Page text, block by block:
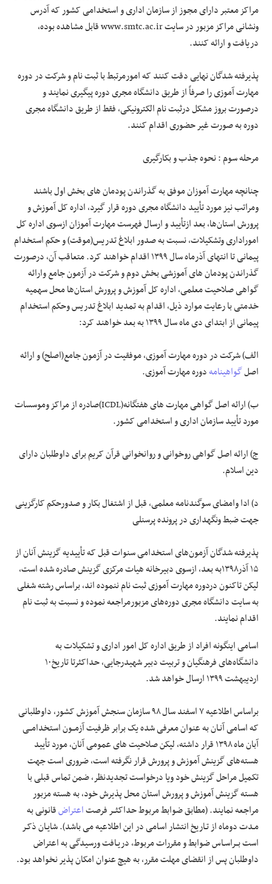
مراکز معتبر دارای مجوز از سازمان اداری و استخدامی کشور که آدرس
ونشانی مراکز مزبور در سایت www.smtc.ac.ir قابل مشاهده بوده،
دریافت و ارائه کنند.
پذیرفته شدگان نهایی دقت کنند که امورمرتبط با ثبت نام و شرکت در دوره
مهارت آموزی را صرفاً از طریق دانشگاه مجری دوره پیگیری نمایند و
درصورت بروز مشکل درثبت نام الکترونیکی، فقط از طریق دانشگاه مجری
دوره به صورت غیر حضوری اقدام کنند.
مرحله سوم : نحوه جذب و بکارگیری
چنانچه مهارت آموزان موفق به گذراندن پودمان های بخش اول باشند
ومراتب نیز مورد تأیید دانشگاه مجری دوره قرار گیرد، اداره کل آموزش و
پرورش استان‌ها، بعد ازتأیید و ارسال فهرست مهارت آموزان ازسوی اداره کل
اموراداری وتشکیلات، نسبت به صدور ابلاغ تدریس(موقت) و حکم استخدام
پیمانی تا انتهای آذرماه سال ۱۳۹۹ اقدام خواهند کرد. متعاقب آن، درصورت
گذراندن پودمان های آموزشی بخش دوم و شرکت در آزمون جامع وارائه
گواهی صلاحیت معلمی، اداره کل آموزش و پرورش استان‌ها محل سهمیه
خدمتی با رعایت موارد ذیل، اقدام به تمدید ابلاغ تدریس وحکم استخدام
پیمانی از ابتدای دی ماه سال ۱۳۹۹ به بعد خواهند کرد:
الف) شرکت در دوره مهارت آموزی، موفقیت در آزمون جامع(اصلح) و ارائه
اصلگواهینامهدوره مهارت آموزی.
ب) ارائه اصل گواهی مهارت های هفتگانه(ICDL)صادره از مراکز وموسسات
مورد تأیید سازمان اداری و استخدامی کشور.
ج) ارائه اصل گواهی روخوانی و روانخوانی قرآن کریم برای داوطلبان دارای
دین اسلام.
د) ادا وامضای سوگندنامه معلمی، قبل از اشتغال بکار و صدورحکم کارگزینی
جهت ضبط ونگهداری در پرونده پرسنلی
پذیرفته شدگان آزمون‌های استخدامی سنوات قبل که تأییدیه گزینش آنان از
۱۵ آذر۱۳۹۸به بعد، ازسوی دبیرخانه هیات مرکزی گزینش صادره شده است،
لیکن تاکنون دردوره مهارت آموزی ثبت نام ننموده اند، براساس رشته شغلی
به سایت دانشگاه مجری دوره‌های مزبورمراجعه نموده و نسبت به ثبت نام
اقدام نمایند.
اسامی اینگونه افراد از طریق اداره کل امور اداری و تشکیلات به
دانشگاه‌های فرهنگیان و تربیت دبیر شهیدرجایی، حداکثرتا تاریخ۱۰
اردیبهشت ۱۳۹۹ ارسال خواهد شد.
براساس اطلاعیه ۷ اسفند سال ۹۸ سازمان سنجش آموزش کشور، داوطلبانی
که اسامی آنـان به عنوان معرفی شده یک برابر ظرفیت آزمــون استخدامــی
آبان ماه ۱۳۹۸ قرار داشته، لیکن صلاحیت های عمومی آنان، مورد تأیید
هسته‌های گزینش آموزش و پرورش قرار نگرفته است، ضروری است جهت
تکمیل مراحل گزینش خود ویا درخواست تجدیدنظر، ضمن تماس قبلی با
هسته گزینش آموزش و پرورش استان محل پذیرش خود، به هسته مزبور
مراجعه نمایند. (مطابق ضوابط مربوط حداکثــر فرصتاعتراضقانونی به
مـدت دوماه از تـاریخ انتشار اسامی در این اطلاعیه می باشد). شایـان ذکـر
است بــراسـاس ضوابط و مقررات مربوط، دریـافت ورسیدگی به اعتراض
داوطلبان پس از انقضای مهلت مقرر، به هیچ عنوان امکان پذیر نخواهد بود.